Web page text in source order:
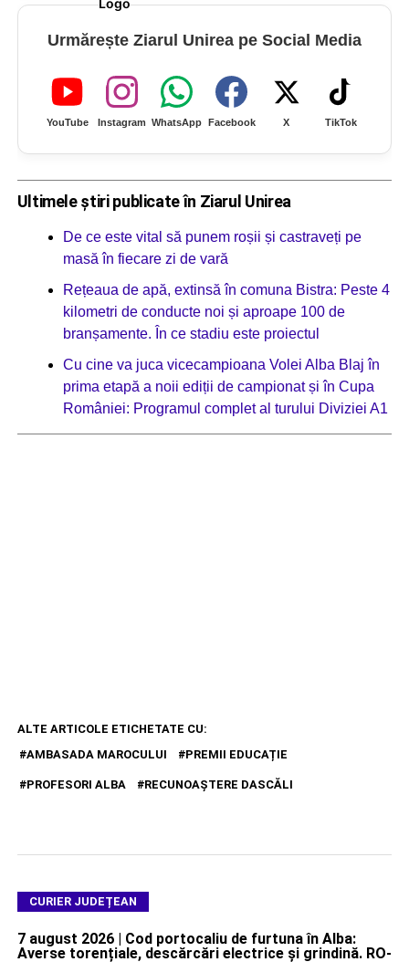
Urmărește Ziarul Unirea pe Social Media
YouTube Instagram WhatsApp Facebook X TikTok
Ultimele știri publicate în Ziarul Unirea
De ce este vital să punem roșii și castraveți pe
masă în fiecare zi de vară
Rețeaua de apă, extinsă în comuna Bistra: Peste 4
kilometri de conducte noi și aproape 100 de
branșamente. În ce stadiu este proiectul
Cu cine va juca vicecampioana Volei Alba Blaj în
prima etapă a noii ediții de campionat și în Cupa
României: Programul complet al turului Diviziei A1
ALTE ARTICOLE ETICHETATE CU:
AMBASADA MAROCULUI
PREMII EDUCAȚIE
PROFESORI ALBA RECUNOAȘTERE DASCĂLI
CURIER JUDEȚEAN
7 august 2026 | Cod portocaliu de furtuna în Alba:
Averse torențiale, descărcări electrice și grindină. RO-